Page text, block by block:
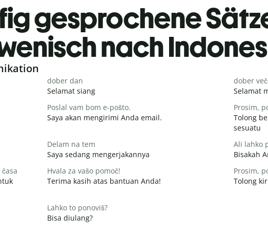
gesprochene
nach
dober dan
Selamat siang
dober
Selamat
Poslal vam bom e-pošto.
Saya akan mengirimi Anda email.
Prosim,
Tolong
sesuatu
Delam na tem
Saya sedang mengerjakannya
Ali lahko
Bisakah
Hvala za vašo pomoč!
Terima kasih atas bantuan Anda!
Prosim,
Tolong
Lahko to ponoviš?
Bisa diulang?